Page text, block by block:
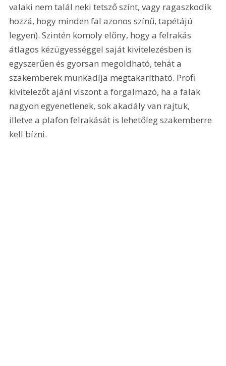
valaki nem talál neki tetsző színt, vagy ragaszkodik
hozzá, hogy minden fal azonos színű, tapétájú
legyen). Szintén komoly előny, hogy a felrakás
átlagos kézügyességgel saját kivitelezésben is
egyszerűen és gyorsan megoldható, tehát a
szakemberek munkadíja megtakarítható. Profi
kivitelezőt ajánl viszont a forgalmazó, ha a falak
nagyon egyenetlenek, sok akadály van rajtuk,
illetve a plafon felrakását is lehetőleg szakemberre
kell bízni.